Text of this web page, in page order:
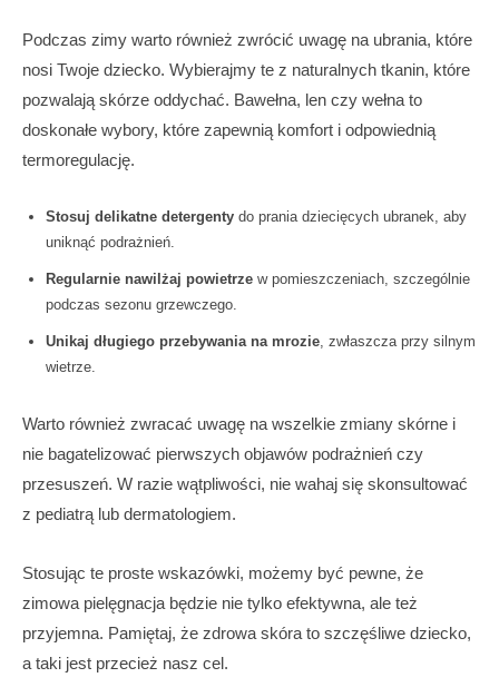
Podczas zimy warto również zwrócić uwagę na ubrania, które
nosi Twoje dziecko. Wybierajmy te z naturalnych tkanin, które
pozwalają skórze oddychać. Bawełna, len czy wełna to
doskonałe wybory, które zapewnią komfort i odpowiednią
termoregulację.
Stosuj delikatne detergenty do prania dziecięcych ubranek, aby
uniknąć podrażnień.
Regularnie nawilżaj powietrze w pomieszczeniach, szczególnie
podczas sezonu grzewczego.
Unikaj długiego przebywania na mrozie, zwłaszcza przy silnym
wietrze.
Warto również zwracać uwagę na wszelkie zmiany skórne i
nie bagatelizować pierwszych objawów podrażnień czy
przesuszeń. W razie wątpliwości, nie wahaj się skonsultować
z pediatrą lub dermatologiem.
Stosując te proste wskazówki, możemy być pewne, że
zimowa pielęgnacja będzie nie tylko efektywna, ale też
przyjemna. Pamiętaj, że zdrowa skóra to szczęśliwe dziecko,
a taki jest przecież nasz cel.